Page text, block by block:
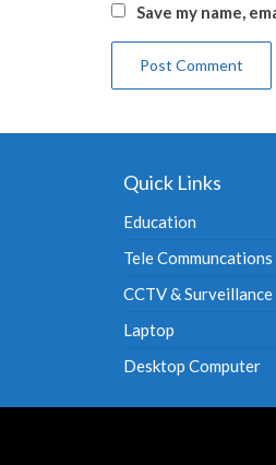
Save my name,
Quick Links
Education
Tele Communcations
CCTV & Surveillance
Laptop
Desktop Computer